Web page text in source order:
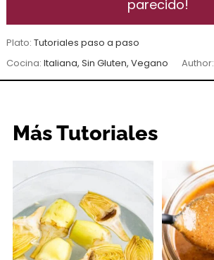
parecido!
Plato:Tutoriales paso a paso
Cocina:Italiana, Sin Gluten, Vegano Author:
Más Tutoriales